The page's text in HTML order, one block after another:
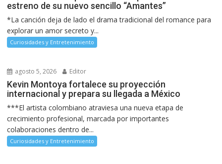
estreno de su nuevo sencillo “Amantes”
*La canción deja de lado el drama tradicional del romance para
explorar un amor secreto y...
Curiosidades y Entretenimiento
agosto 5, 2026 Editor
Kevin Montoya fortalece su proyección
internacional y prepara su llegada a México
***El artista colombiano atraviesa una nueva etapa de
crecimiento profesional, marcada por importantes
colaboraciones dentro de...
Curiosidades y Entretenimiento